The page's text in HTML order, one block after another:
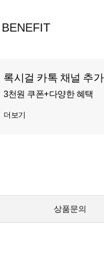
록시걸 카톡 채널 추가
3천원 쿠폰+다양한 혜택
더보기
상품문의